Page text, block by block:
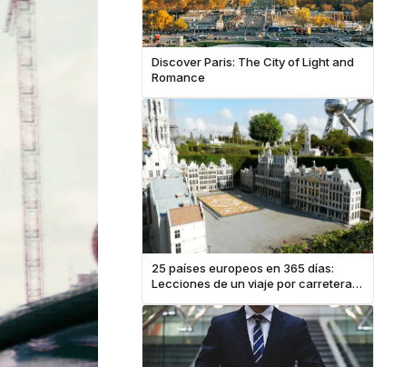
Discover Paris: The City of Light and
Romance
25 países europeos en 365 días:
Lecciones de un viaje por carretera